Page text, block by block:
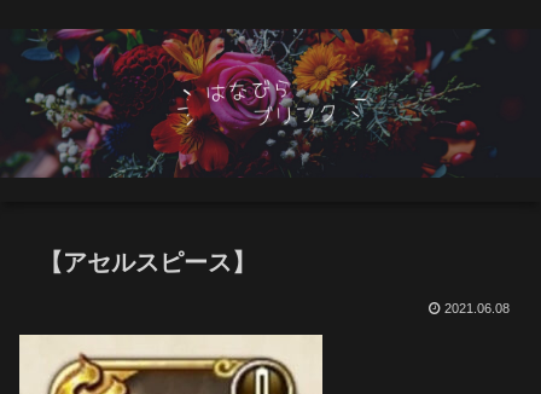
【アセルスピース】
2021.06.08